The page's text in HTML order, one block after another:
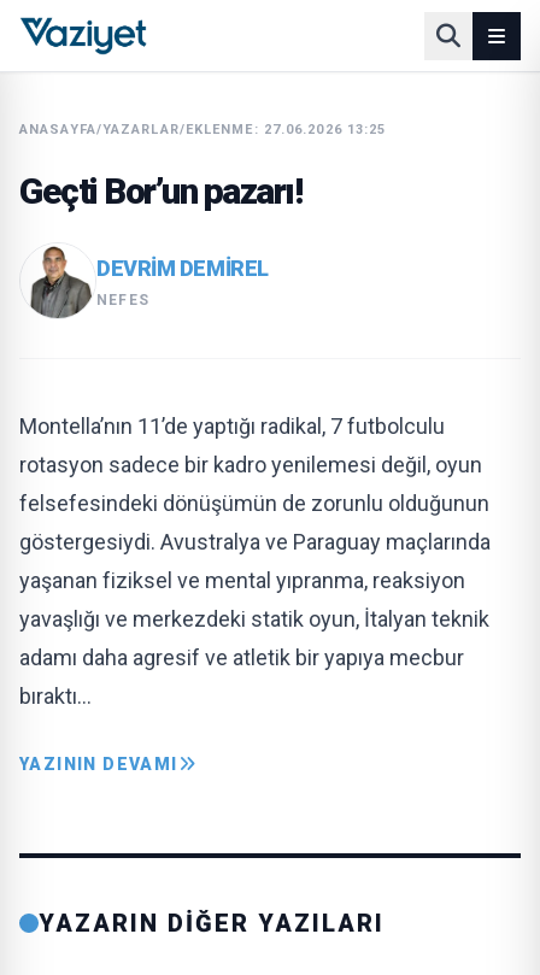
ANASAYFA/YAZARLAR/EKLENME: 27.06.2026 13:25
Geçti Bor’un pazarı!
DEVRIM DEMIREL
NEFES
Montella’nın 11’de yaptığı radikal, 7 futbolculu
rotasyon sadece bir kadro yenilemesi değil, oyun
felsefesindeki dönüşümün de zorunlu olduğunun
göstergesiydi. Avustralya ve Paraguay maçlarında
yaşanan fiziksel ve mental yıpranma, reaksiyon
yavaşlığı ve merkezdeki statik oyun, İtalyan teknik
adamı daha agresif ve atletik bir yapıya mecbur
bıraktı…
YAZININ DEVAMI
YAZARIN DİĞER YAZILARI